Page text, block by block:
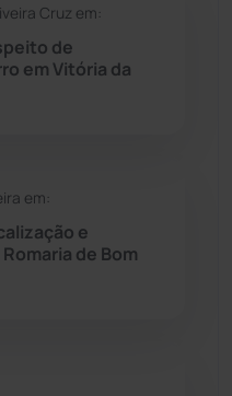
Cruz em:
de
em Vitória da
em:
e
de Bom